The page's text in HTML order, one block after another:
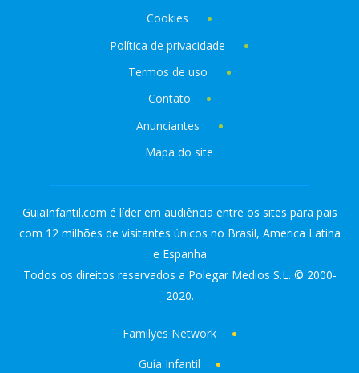
Cookies
Política de privacidade
Termos de uso
Contato
Anunciantes
Mapa do site
GuiaInfantil.com é líder em audiência entre os sites para pais
com 12 milhões de visitantes únicos no Brasil, America Latina
e Espanha
Todos os direitos reservados a Polegar Medios S.L. © 2000-
2020.
Familyes Network
Guía Infantil